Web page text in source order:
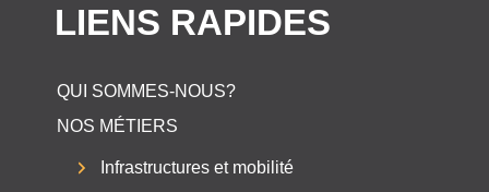
LIENS RAPIDES
QUI SOMMES-NOUS?
NOS MÉTIERS
Infrastructures et mobilité